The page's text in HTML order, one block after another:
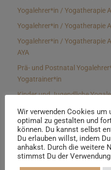
Yogalehrer*in / Yogatherapie
Yogalehrer*in / Yogatherapie
Yogalehrer*in / Yogatherapie
AYA
Prä- und Postnatal
Yogatrainer*in
Kinder und Jugendliche
Yin Yogalehrer*in | 100 h &
Hormon Yogalehrer*in /
Stressmanagementtrainer*in |
Wir verwenden Cookies um
optimal zu gestalten und
können. Du kannst selbst
Du erlauben willst, indem
anhakst. Durch die weitere
stimmst Du der